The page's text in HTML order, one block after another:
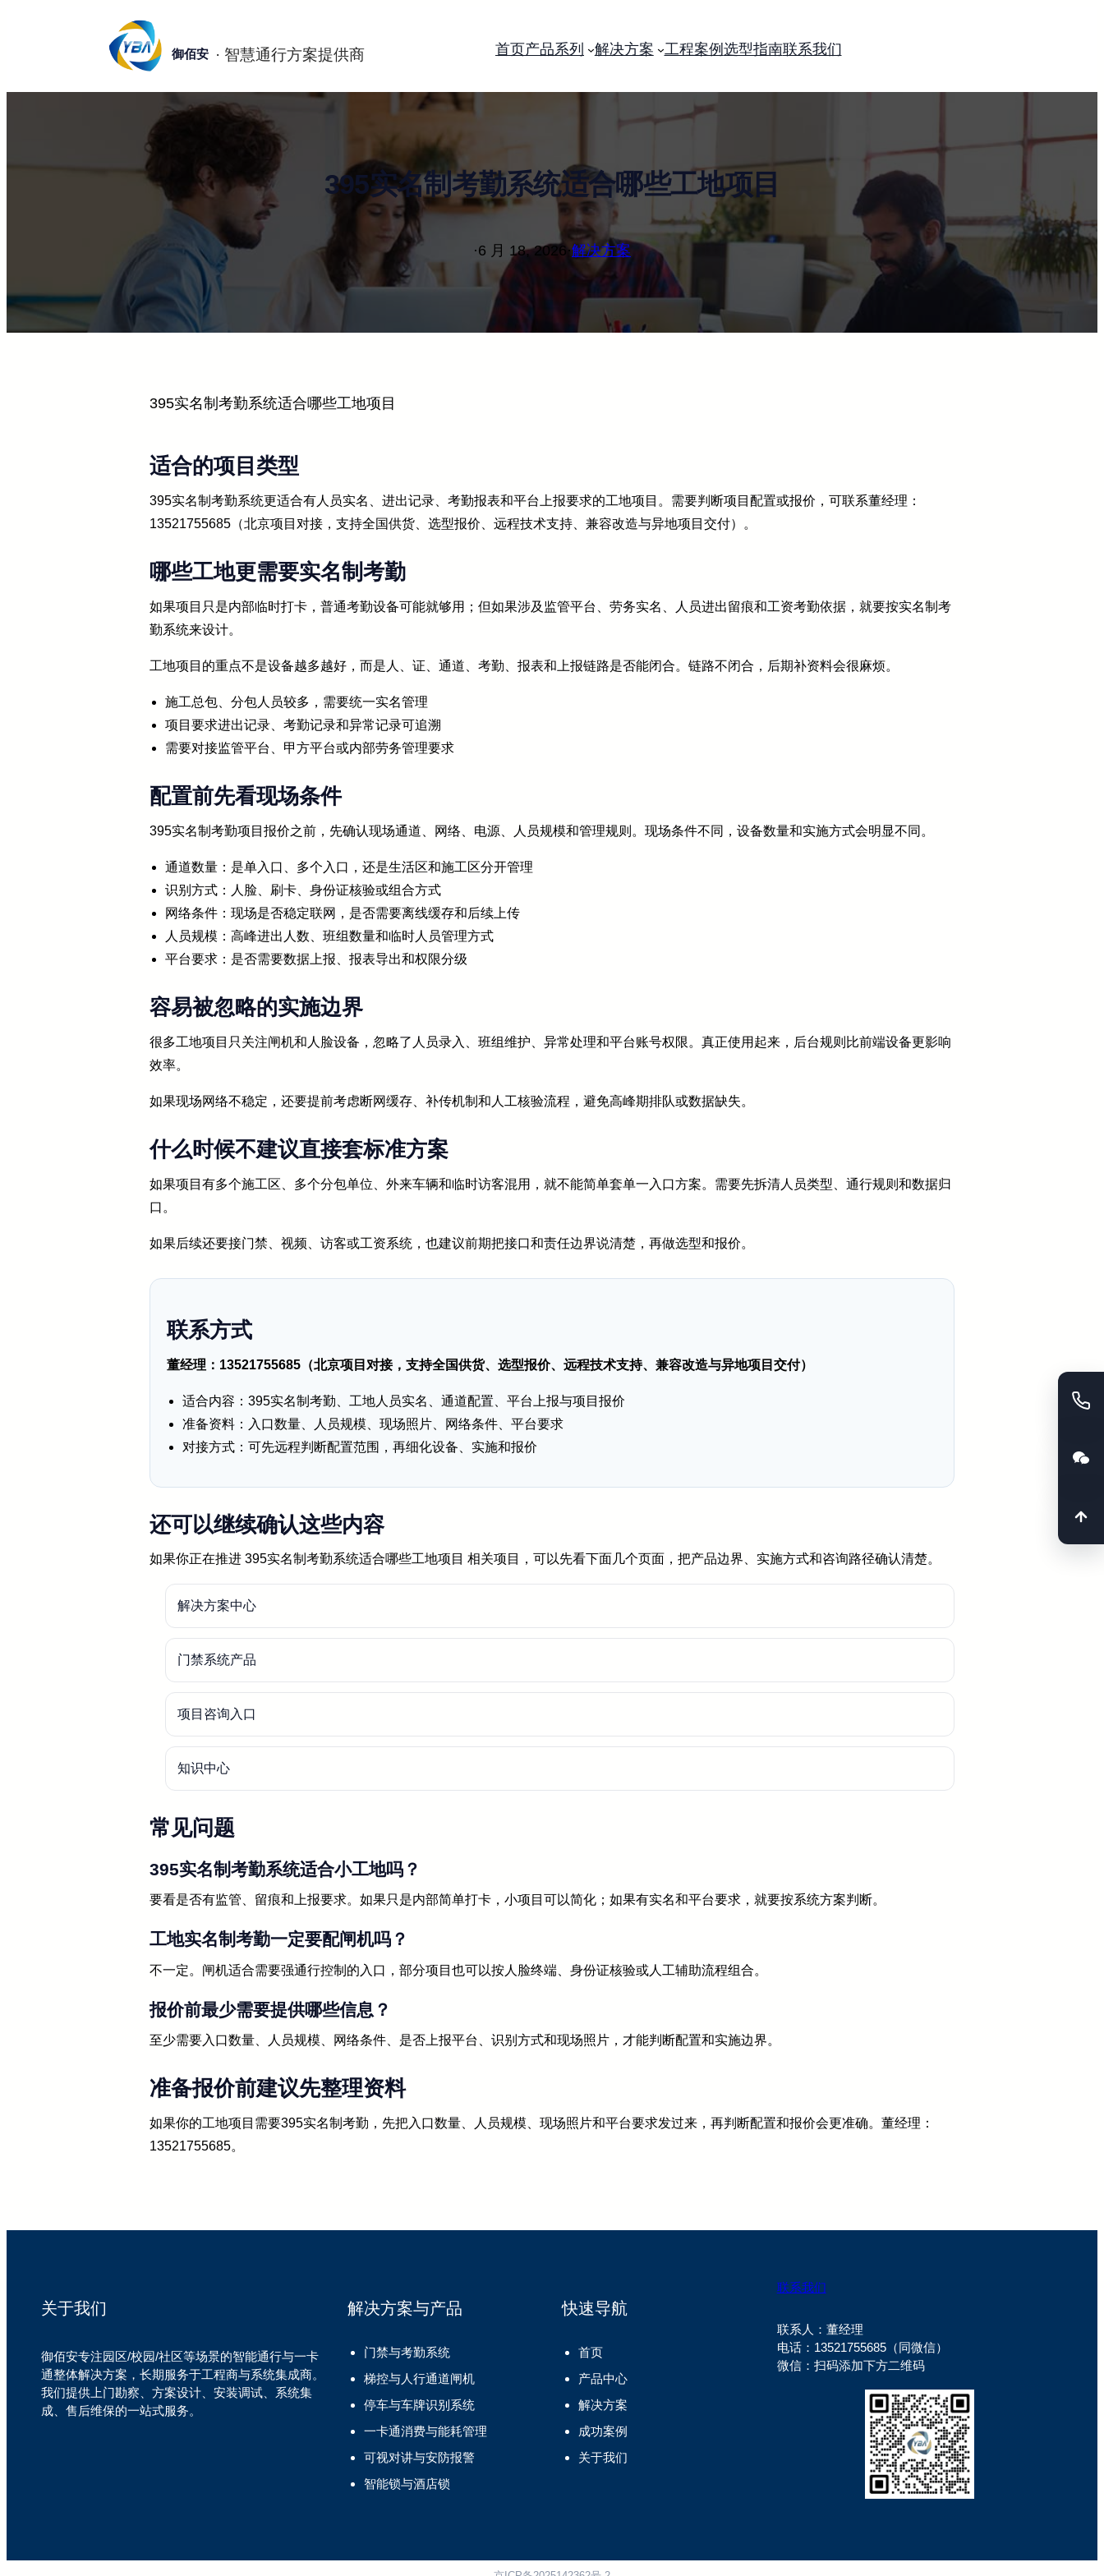
御佰安 首页产品系列 解决方案 工程案例 选型指南联系我们
395实名制考勤系统适合哪些工地项目
·6 月 18, 2026·解决方案
395实名制考勤系统适合哪些工地项目
适合的项目类型
395实名制考勤系统更适合有人员实名、进出记录、考勤报表和平台上报要求的工地项目。需要判断项目配置或报价，可联系董经理：
13521755685（北京项目对接，支持全国供货、选型报价、远程技术支持、兼容改造与异地项目交付）。
哪些工地更需要实名制考勤
如果项目只是内部临时打卡，普通考勤设备可能就够用；但如果涉及监管平台、劳务实名、人员进出留痕和工资考勤依据，就要按实名制考
勤系统来设计。
工地项目的重点不是设备越多越好，而是人、证、通道、考勤、报表和上报链路是否能闭合。链路不闭合，后期补资料会很麻烦。
施工总包、分包人员较多，需要统一实名管理
项目要求进出记录、考勤记录和异常记录可追溯
需要对接监管平台、甲方平台或内部劳务管理要求
配置前先看现场条件
395实名制考勤项目报价之前，先确认现场通道、网络、电源、人员规模和管理规则。现场条件不同，设备数量和实施方式会明显不同。
通道数量：是单入口、多个入口，还是生活区和施工区分开管理
识别方式：人脸、刷卡、身份证核验或组合方式
网络条件：现场是否稳定联网，是否需要离线缓存和后续上传
人员规模：高峰进出人数、班组数量和临时人员管理方式
平台要求：是否需要数据上报、报表导出和权限分级
容易被忽略的实施边界
很多工地项目只关注闸机和人脸设备，忽略了人员录入、班组维护、异常处理和平台账号权限。真正使用起来，后台规则比前端设备更影响
效率。
如果现场网络不稳定，还要提前考虑断网缓存、补传机制和人工核验流程，避免高峰期排队或数据缺失。
什么时候不建议直接套标准方案
如果项目有多个施工区、多个分包单位、外来车辆和临时访客混用，就不能简单套单一入口方案。需要先拆清人员类型、通行规则和数据归
口。
如果后续还要接门禁、视频、访客或工资系统，也建议前期把接口和责任边界说清楚，再做选型和报价。
联系方式
董经理：13521755685（北京项目对接，支持全国供货、选型报价、远程技术支持、兼容改造与异地项目交付）
适合内容：395实名制考勤、工地人员实名、通道配置、平台上报与项目报价
准备资料：入口数量、人员规模、现场照片、网络条件、平台要求
对接方式：可先远程判断配置范围，再细化设备、实施和报价
还可以继续确认这些内容
如果你正在推进 395实名制考勤系统适合哪些工地项目 相关项目，可以先看下面几个页面，把产品边界、实施方式和咨询路径确认清楚。
解决方案中心
门禁系统产品
项目咨询入口
知识中心
常见问题
395实名制考勤系统适合小工地吗？
要看是否有监管、留痕和上报要求。如果只是内部简单打卡，小项目可以简化；如果有实名和平台要求，就要按系统方案判断。
工地实名制考勤一定要配闸机吗？
不一定。闸机适合需要强通行控制的入口，部分项目也可以按人脸终端、身份证核验或人工辅助流程组合。
报价前最少需要提供哪些信息？
至少需要入口数量、人员规模、网络条件、是否上报平台、识别方式和现场照片，才能判断配置和实施边界。
准备报价前建议先整理资料
如果你的工地项目需要395实名制考勤，先把入口数量、人员规模、现场照片和平台要求发过来，再判断配置和报价会更准确。董经理：
13521755685。
关于我们
御佰安专注园区/校园/社区等场景的智能通行与一卡
通整体解决方案，长期服务于工程商与系统集成商。
我们提供上门勘察、方案设计、安装调试、系统集
成、售后维保的一站式服务。
解决方案与产品
门禁与考勤系统
梯控与人行通道闸机
停车与车牌识别系统
一卡通消费与能耗管理
可视对讲与安防报警
智能锁与酒店锁
快速导航
首页
产品中心
解决方案
成功案例
关于我们
联系我们
联系人：董经理
电话：13521755685（同微信）
微信：扫码添加下方二维码